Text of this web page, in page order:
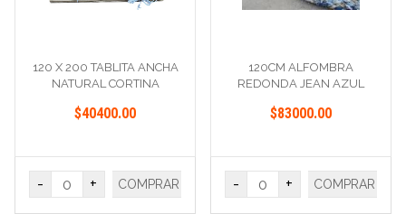
120 X 200 TABLITA ANCHA
NATURAL CORTINA
$40400.00
- + COMPRAR
120CM ALFOMBRA
REDONDA JEAN AZUL
$83000.00
- + COMPRAR